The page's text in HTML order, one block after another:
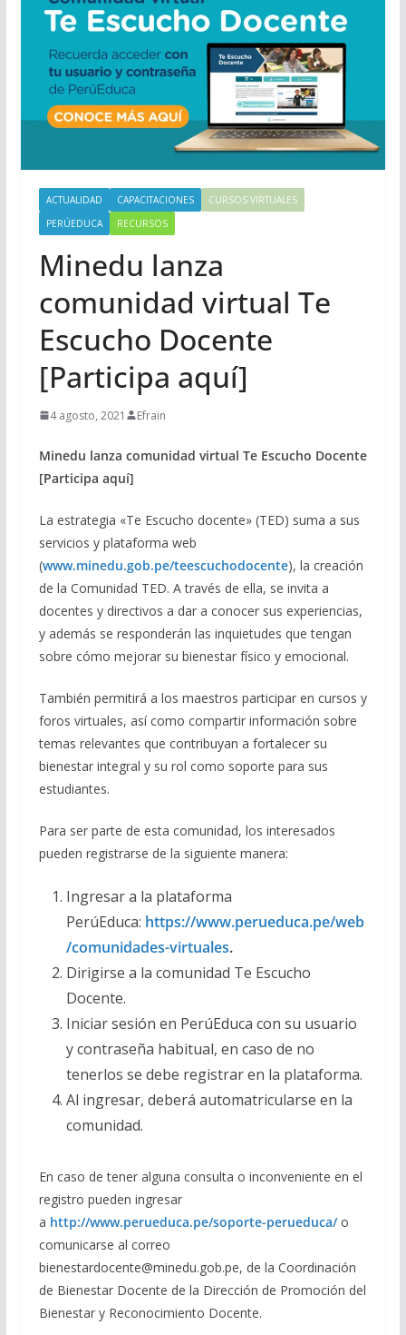
ACTUALIDAD CAPACITACIONES
CURSOS VIRTUALES
PERÚEDUCA
RECURSOS
Minedu lanza
comunidad virtual Te
Escucho Docente
[Participa aquí]
4 agosto, 2021 Efrain
Minedu lanza comunidad virtual Te Escucho Docente
[Participa aquí]
La estrategia «Te Escucho docente» (TED) suma a sus
servicios y plataforma web
(www.minedu.gob.pe/teescuchodocente), la creación
de la Comunidad TED. A través de ella, se invita a
docentes y directivos a dar a conocer sus experiencias,
y además se responderán las inquietudes que tengan
sobre cómo mejorar su bienestar físico y emocional.
También permitirá a los maestros participar en cursos y
foros virtuales, así como compartir información sobre
temas relevantes que contribuyan a fortalecer su
bienestar integral y su rol como soporte para sus
estudiantes.
Para ser parte de esta comunidad, los interesados
pueden registrarse de la siguiente manera:
Ingresar a la plataforma
PerúEduca: https://www.perueduca.pe/web
/comunidades-virtuales.
Dirigirse a la comunidad Te Escucho
Docente.
Iniciar sesión en PerúEduca con su usuario
y contraseña habitual, en caso de no
tenerlos se debe registrar en la plataforma.
Al ingresar, deberá automatricularse en la
comunidad.
En caso de tener alguna consulta o inconveniente en el
registro pueden ingresar
a http://www.perueduca.pe/soporte-perueduca/o
comunicarse al correo
bienestardocente@minedu.gob.pe, de la Coordinación
de Bienestar Docente de la Dirección de Promoción del
Bienestar y Reconocimiento Docente.